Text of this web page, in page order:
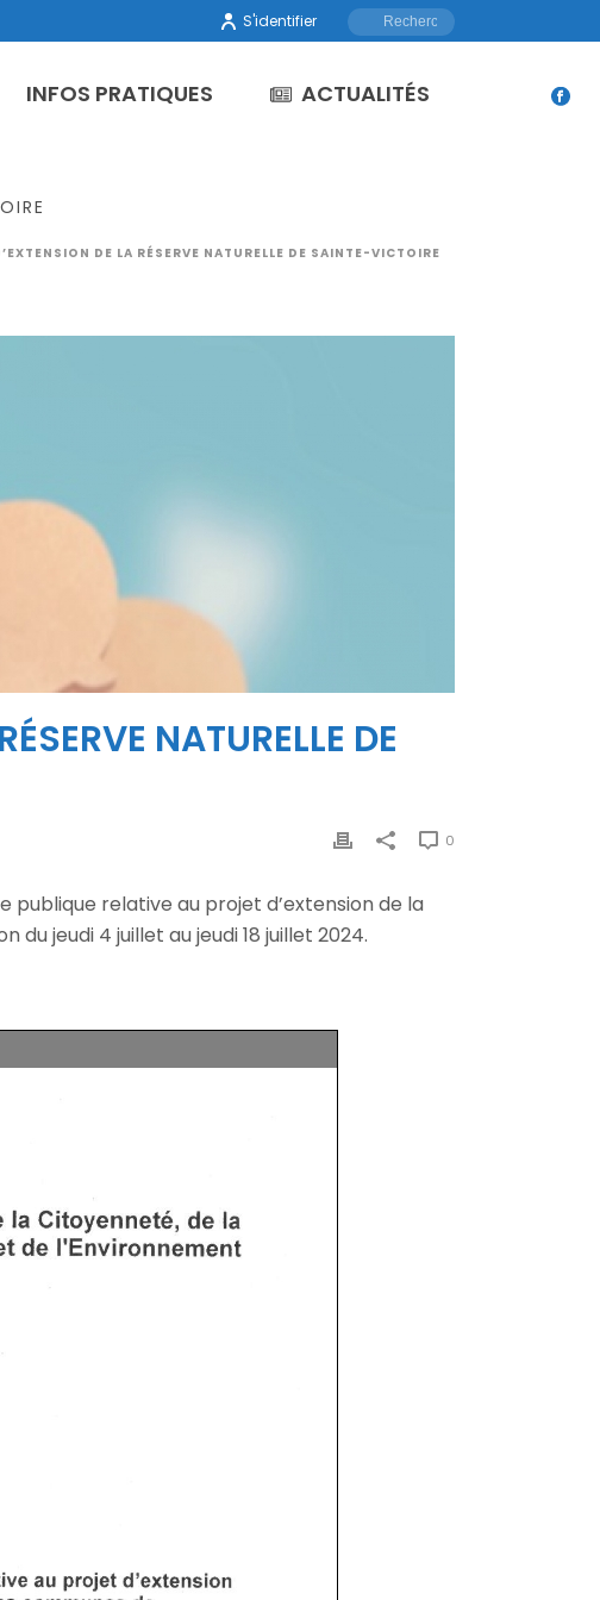
S'identifier
INFOS PRATIQUES ACTUALITÉS
DE LA RÉSERVE NATURELLE DE SAINTE-VICTOIRE
NATURELLE DE
0
relative au projet d’extension de la
jeudi 4 juillet au jeudi 18 juillet 2024.